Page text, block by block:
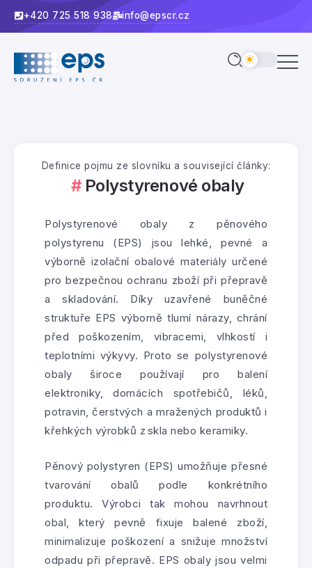
+420 725 518 938 info@epscr.cz
Definice pojmu ze slovníku a související články:
Polystyrenové obaly
Polystyrenové obaly z pěnového
polystyrenu (EPS) jsou lehké, pevné a
výborně izolační obalové materiály určené
pro bezpečnou ochranu zboží při přepravě
a skladování. Díky uzavřené buněčné
struktuře EPS výborně tlumí nárazy, chrání
před poškozením, vibracemi, vlhkostí i
teplotními výkyvy. Proto se polystyrenové
obaly široce používají pro balení
elektroniky, domácích spotřebičů, léků,
potravin, čerstvých a mražených produktů i
křehkých výrobků z skla nebo keramiky.
Pěnový polystyren (EPS) umožňuje přesné
tvarování obalů podle konkrétního
produktu. Výrobci tak mohou navrhnout
obal, který pevně fixuje balené zboží,
minimalizuje poškození a snižuje množství
odpadu při přepravě. EPS obaly jsou velmi